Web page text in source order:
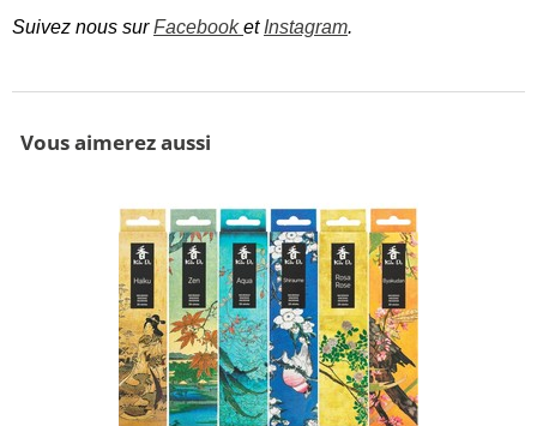
Suivez nous sur Facebooket Instagram.
Vous aimerez aussi